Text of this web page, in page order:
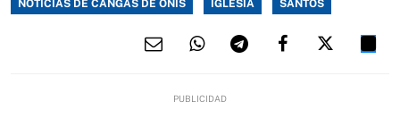
NOTICIAS DE CANGAS DE ONÍS IGLESIA SANTOS